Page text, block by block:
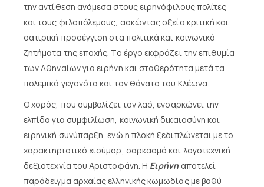
την αντίθεση ανάμεσα στους ειρηνόφιλους πολίτες
και τους φιλοπόλεμους, ασκώντας οξεία κριτική και
σατιρική προσέγγιση στα πολιτικά και κοινωνικά
ζητήματα της εποχής. Το έργο εκφράζει την επιθυμία
των Αθηναίων για ειρήνη και σταθερότητα μετά τα
πολεμικά γεγονότα και τον θάνατο του Κλέωνα.
Ο χορός, που συμβολίζει τον λαό, ενσαρκώνει την
ελπίδα για συμφιλίωση, κοινωνική δικαιοσύνη και
ειρηνική συνύπαρξη, ενώ η πλοκή ξεδιπλώνεται με το
χαρακτηριστικό χιούμορ, σαρκασμό και λογοτεχνική
δεξιοτεχνία του Αριστοφάνη. Η Ειρήνη αποτελεί
παράδειγμα αρχαίας ελληνικής κωμωδίας με βαθύ